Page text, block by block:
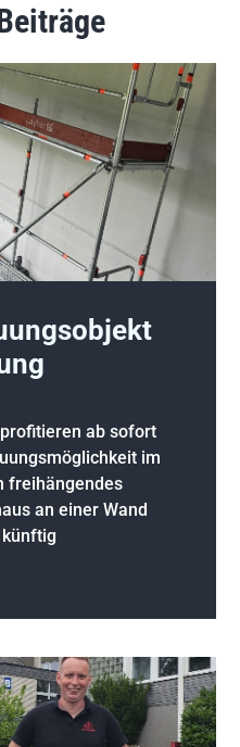
ab sofort
im
freihängendes
an einer Wand